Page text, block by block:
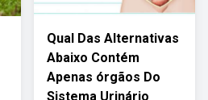
Qual Das Alternativas
Abaixo Contém
Apenas órgãos Do
Sistema Urinário